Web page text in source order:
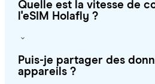
Quelle est la vitesse de
l'eSIM Holafly ?
Puis-je partager des
appareils ?